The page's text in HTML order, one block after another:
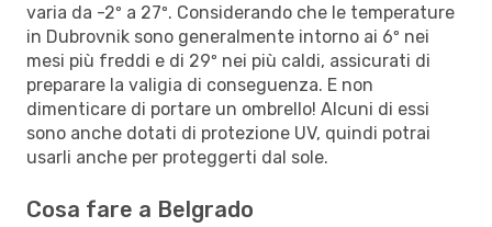
varia da -2º a 27º. Considerando che le temperature
in Dubrovnik sono generalmente intorno ai 6º nei
mesi più freddi e di 29º nei più caldi, assicurati di
preparare la valigia di conseguenza. E non
dimenticare di portare un ombrello! Alcuni di essi
sono anche dotati di protezione UV, quindi potrai
usarli anche per proteggerti dal sole.
Cosa fare a Belgrado